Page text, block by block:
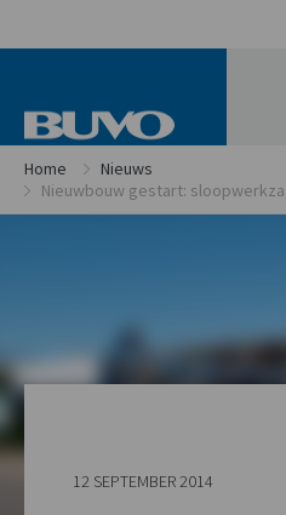
Home
Nieuws
Nieuwbouw gestart:
12 SEPTEMBER 2014